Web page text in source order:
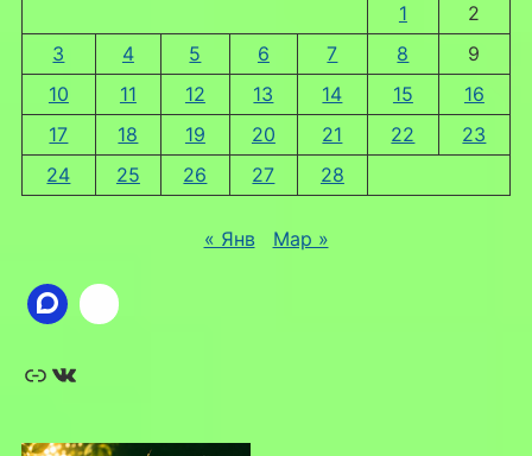
1
2
3
4 5 6 7 8
9
10
11 12 13 14 15
16
17
18 19 20 21 22
23
24
25 26 27 28
« Янв Мар »
Ссылка